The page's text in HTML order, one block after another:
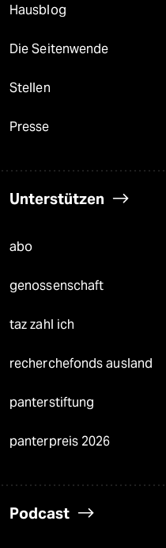
Hausblog
Die Seitenwende
Stellen
Presse
Unterstützen
abo
genossenschaft
taz zahl ich
recherchefonds ausland
panterstiftung
panterpreis 2026
Podcast